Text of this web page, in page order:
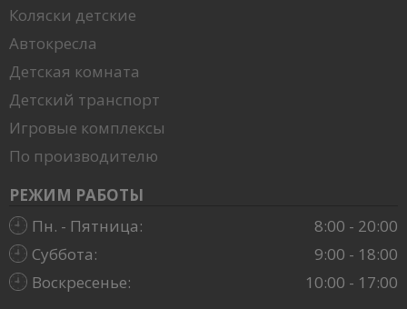
Коляски детские
Автокресла
Детская комната
Детский транспорт
Игровые комплексы
По производителю
РЕЖИМ РАБОТЫ
Пн. - Пятница:
8:00 - 20:00
Суббота:
9:00 - 18:00
Воскресенье:
10:00 - 17:00